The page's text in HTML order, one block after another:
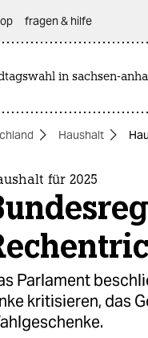
fragen & hilfe
in sachsen-
Haushalt
für 2025
Parlament
kritisieren, das